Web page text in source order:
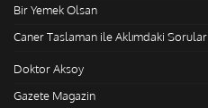
Bir Yemek Olsan
Caner Taslaman ile Aklımdaki Sorular
Doktor Aksoy
Gazete Magazin